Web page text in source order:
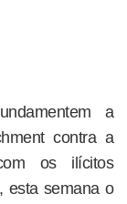
a
contra a
os ilícitos
esta semana o